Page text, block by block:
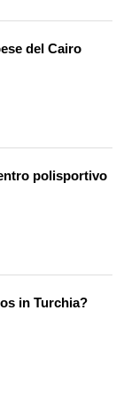
il
Le persone
effettuato
di quartiere, che
La quantità di
frequenza di
è calata di
regionali e
biologici è
prodotti a valore
del 7,4%,
ha diminuito i
i prezzi di 700
in modo
del Cairo
polisportivo
in Turchia?